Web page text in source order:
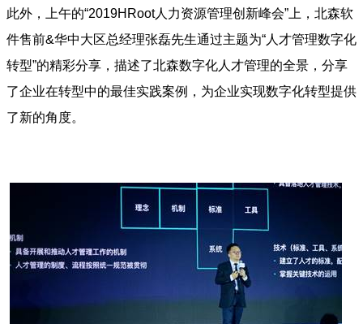
此外，上午的“2019HRoot人力资源管理创新峰会”上，北森软
件售前&华中大区总经理张磊先生通过主题为“人才管理数字化
转型”的精彩分享，描述了北森数字化人才管理的全景，分享
了企业在转型中的最佳实践案例，为企业实现数字化转型提供
了新的角度。